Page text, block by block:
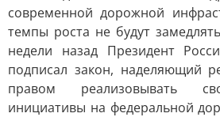
современной дорожной
темпы роста не будут
недели назад Президент
подписал закон, наделяющий
правом реализовывать
инициативы на федеральной